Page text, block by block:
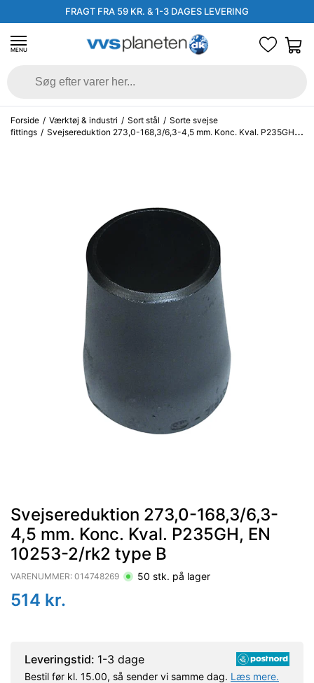
FRAGT FRA 59 KR. & 1-3 DAGES LEVERING
MENU
Forside / Værktøj & industri / Sort stål / Sorte svejse
fittings / Svejsereduktion 273,0-168,3/6,3-4,5 mm. Konc. Kval. P235GH,
Svejsereduktion 273,0-168,3/6,3-
4,5 mm. Konc. Kval. P235GH, EN
10253-2/rk2 type B
VARENUMMER: 014748269 50 stk. på lager
514 kr.
Leveringstid: 1-3 dage
Bestil før kl. 15.00, så sender vi samme dag. Læs mere.